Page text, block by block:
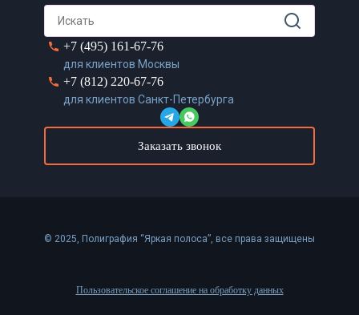
+7 (495) 161-67-76
для клиентов Москвы
+7 (812) 220-67-76
для клиентов Санкт-Петербурга
Заказать звонок
© 2025, Полиграфия “Яркая полоса”, все права защищены
Пользовательское соглашение на обработку данных